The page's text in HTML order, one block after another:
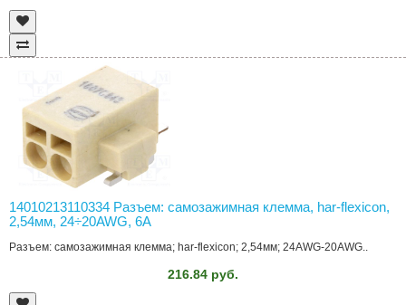
14010213110334 Разъем: самозажимная клемма, har-flexicon,
2,54мм, 24÷20AWG, 6А
Разъем: самозажимная клемма; har-flexicon; 2,54мм; 24AWG-20AWG..
216.84 руб.